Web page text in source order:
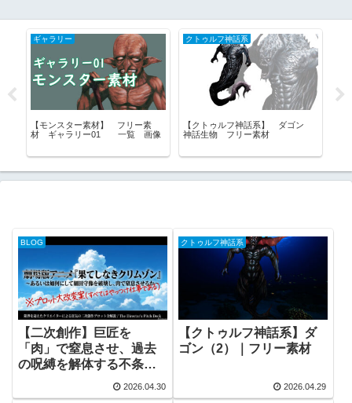
ギャラリー
【モンスター素材】 フリー素
材 ギャラリー01 一覧 画像
クトゥルフ神話系
【クトゥルフ神話系】 ダゴン
神話生物 フリー素材
BLOG
【二次創作】巨匠を
「肉」で窒息させ、過去
の呪縛を解体する不条理
劇―『果てしなきクリム
ゾン』全プロット公開
2026.04.30
クトゥルフ神話系
【クトゥルフ神話系】ダ
ゴン（2）｜フリー素材
2026.04.29